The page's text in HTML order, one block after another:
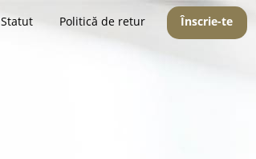
Statut Politică de retur Înscrie-te